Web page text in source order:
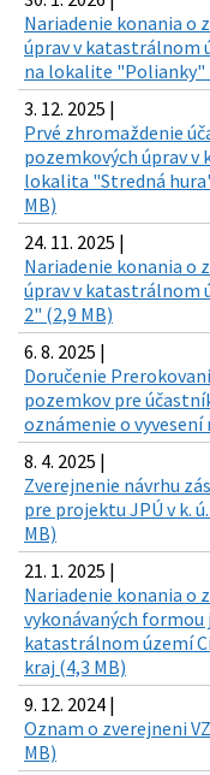
Nariadenie konania o
úprav v katastrálnom
na lokalite "Polianky"
3. 12. 2025 |
Prvé zhromaždenie
pozemkových úprav
lokalita "Stredná
MB)
24. 11. 2025 |
Nariadenie konania o
úprav v katastrálnom
2" (2,9 MB)
6. 8. 2025 |
Doručenie
pozemkov pre
oznámenie o
8. 4. 2025 |
Zverejnenie návrhu
pre projektu JPÚ v k.
MB)
21. 1. 2025 |
Nariadenie konania o
vykonávaných formou
katastrálnom území
kraj (4,3 MB)
9. 12. 2024 |
Oznam o zverejneni
MB)